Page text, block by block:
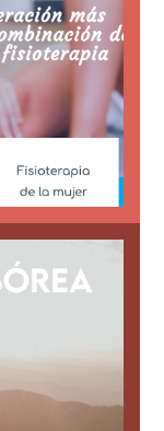
a
sus
en
sistema